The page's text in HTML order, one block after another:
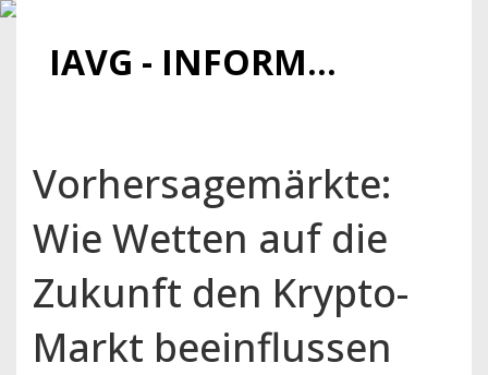
IAVG - INFORMATIONSARCHIV FÜR VIRTUELLE GELDER
Vorhersagemärkte:
Wie Wetten auf die
Zukunft den Krypto-
Markt beeinflussen